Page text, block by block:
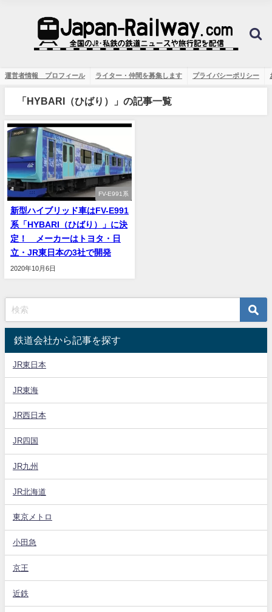
運営者情報 プロフィール ライター・仲間を募集します プライバシーポリシー
「HYBARI（ひばり）」の記事一覧
FV-E991系
新型ハイブリッド車はFV-E991
系「HYBARI（ひばり）」に決
定！ メーカーはトヨタ・日
立・JR東日本の3社で開発
2020年10月6日
鉄道会社から記事を探す
JR東日本
JR東海
JR西日本
JR四国
JR九州
JR北海道
東京メトロ
小田急
京王
近鉄